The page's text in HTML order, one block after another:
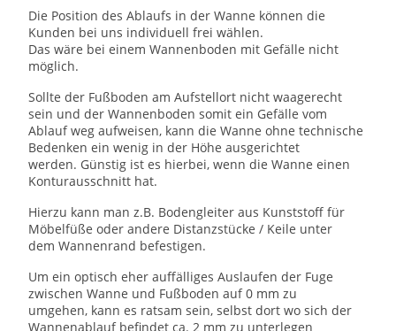
Die Position des Ablaufs in der Wanne können die
Kunden bei uns individuell frei wählen.
Das wäre bei einem Wannenboden mit Gefälle nicht
möglich.
Sollte der Fußboden am Aufstellort nicht waagerecht
sein und der Wannenboden somit ein Gefälle vom
Ablauf weg aufweisen, kann die Wanne ohne technische
Bedenken ein wenig in der Höhe ausgerichtet
werden. Günstig ist es hierbei, wenn die Wanne einen
Konturausschnitt hat.
Hierzu kann man z.B. Bodengleiter aus Kunststoff für
Möbelfüße oder andere Distanzstücke / Keile unter
dem Wannenrand befestigen.
Um ein optisch eher auffälliges Auslaufen der Fuge
zwischen Wanne und Fußboden auf 0 mm zu
umgehen, kann es ratsam sein, selbst dort wo sich der
Wannenablauf befindet ca. 2 mm zu unterlegen